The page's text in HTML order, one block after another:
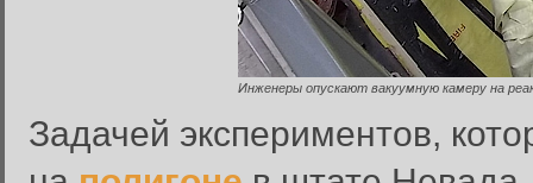
Инженеры опускают вакуумную камеру на
Задачей экспериментов,